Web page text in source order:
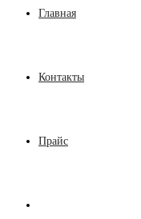
Главная
Контакты
Прайс